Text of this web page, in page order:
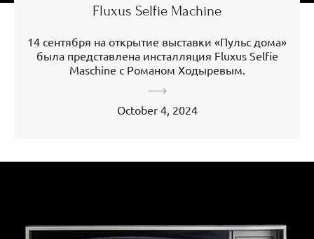
Fluxus Selfie Machine
14 сентября на открытие выставки «Пульс дома»
была представлена инсталляция Fluxus Selfie
Maschine c Романом Ходыревым.
October 4, 2024